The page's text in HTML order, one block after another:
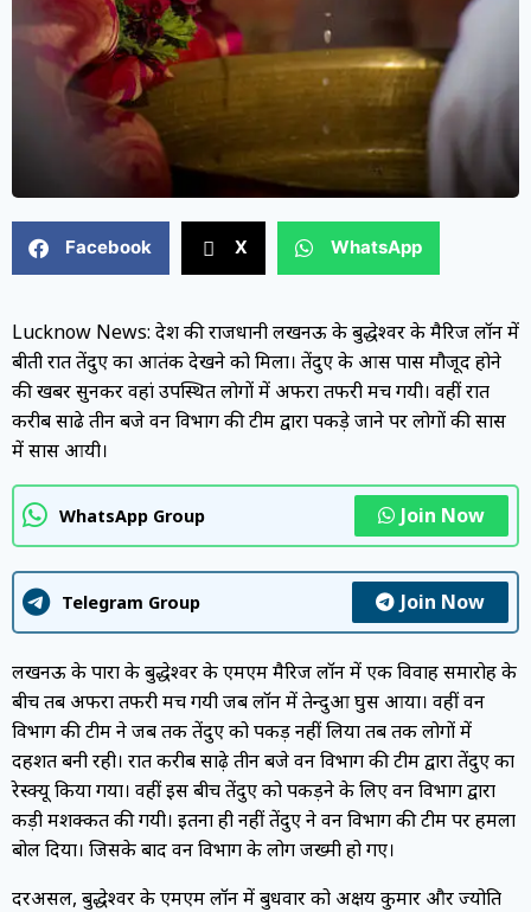
Facebook X WhatsApp
Lucknow News: प्रदेश की राजधानी लखनऊ के बुद्धेश्वर के मैरिज लॉन में
बीती रात तेंदुए का आतंक देखने को मिला। तेंदुए के आस पास मौजूद होने
की खबर सुनकर वहां उपस्थित लोगों में अफरा तफरी मच गयी। वहीं रात
करीब साढे तीन बजे वन विभाग की टीम द्वारा पकड़े जाने पर लोगों की सास
में सास आयी।
WhatsApp Group Join Now
Telegram Group Join Now
लखनऊ के पारा के बुद्धेश्वर के एमएम मैरिज लॉन में एक विवाह समारोह के
बीच तब अफरा तफरी मच गयी जब लॉन में तेन्दुआ घुस आया। वहीं वन
विभाग की टीम ने जब तक तेंदुए को पकड़ नहीं लिया तब तक लोगों में
दहशत बनी रही। रात करीब साढ़े तीन बजे वन विभाग की टीम द्वारा तेंदुए का
रेस्क्यू किया गया। वहीं इस बीच तेंदुए को पकड़ने के लिए वन विभाग द्वारा
कड़ी मशक्कत की गयी। इतना ही नहीं तेंदुए ने वन विभाग की टीम पर हमला
बोल दिया। जिसके बाद वन विभाग के लोग जख्मी हो गए।
दरअसल, बुद्धेश्वर के एमएम लॉन में बुधवार को अक्षय कुमार और ज्योति